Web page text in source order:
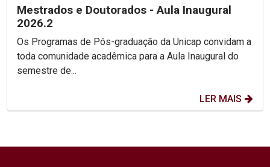
Mestrados e Doutorados - Aula Inaugural
2026.2
Os Programas de Pós-graduação da Unicap convidam a
toda comunidade acadêmica para a Aula Inaugural do
semestre de...
LER MAIS